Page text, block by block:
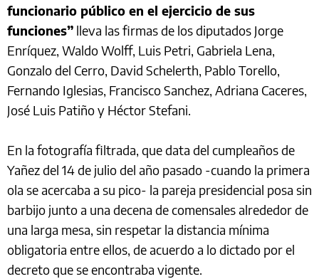
funcionario público en el ejercicio de sus
funciones” lleva las firmas de los diputados Jorge
Enríquez, Waldo Wolff, Luis Petri, Gabriela Lena,
Gonzalo del Cerro, David Schelerth, Pablo Torello,
Fernando Iglesias, Francisco Sanchez, Adriana Caceres,
José Luis Patiño y Héctor Stefani.
En la fotografía filtrada, que data del cumpleaños de
Yañez del 14 de julio del año pasado -cuando la primera
ola se acercaba a su pico- la pareja presidencial posa sin
barbijo junto a una decena de comensales alrededor de
una larga mesa, sin respetar la distancia mínima
obligatoria entre ellos, de acuerdo a lo dictado por el
decreto que se encontraba vigente.